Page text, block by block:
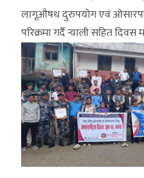
लागूऔषध दुरुपयोग एवं
परिक्रमा गर्दै र्‍याली सहित